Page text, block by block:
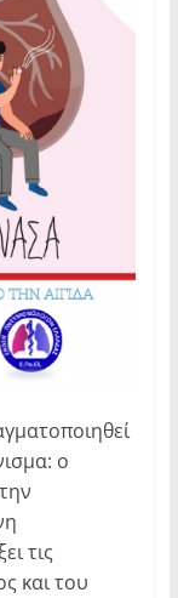
ο
τις
και του